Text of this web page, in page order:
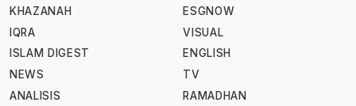
KHAZANAH
IQRA
ISLAM DIGEST
NEWS
ANALISIS
ESGNOW
VISUAL
ENGLISH
TV
RAMADHAN